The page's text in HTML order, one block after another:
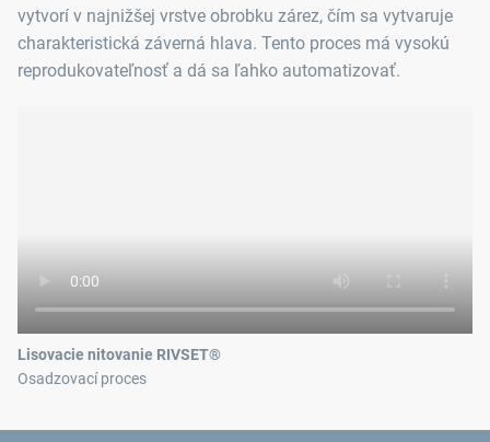
vytvorí v najnižšej vrstve obrobku zárez, čím sa vytvaruje
charakteristická záverná hlava. Tento proces má vysokú
reprodukovateľnosť a dá sa ľahko automatizovať.
Lisovacie nitovanie RIVSET®
Osadzovací proces